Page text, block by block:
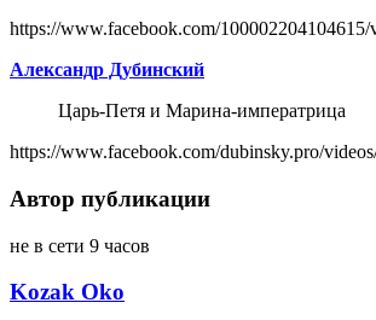
https://www.facebook.com/
Александр Дубинский
Царь-Петя и Марина-императрица
https://www.facebook.com/dubinsky.pro/
Автор публикации
не в сети 9 часов
Kozak Oko